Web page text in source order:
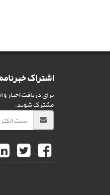
اشتراک خبرنامه
برای دریافت اخبار
مشترک شوید.